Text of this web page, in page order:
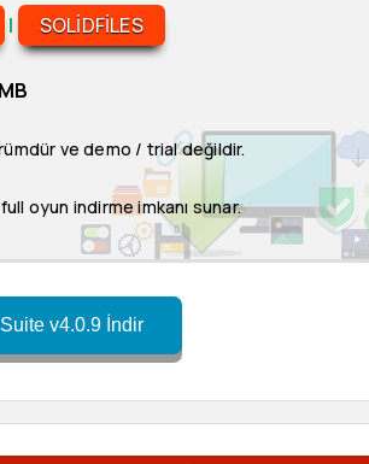
| SOLIDFILES
ve demo / trial değildir.
oyun indirme imkanı sunar.
v4.0.9 İndir